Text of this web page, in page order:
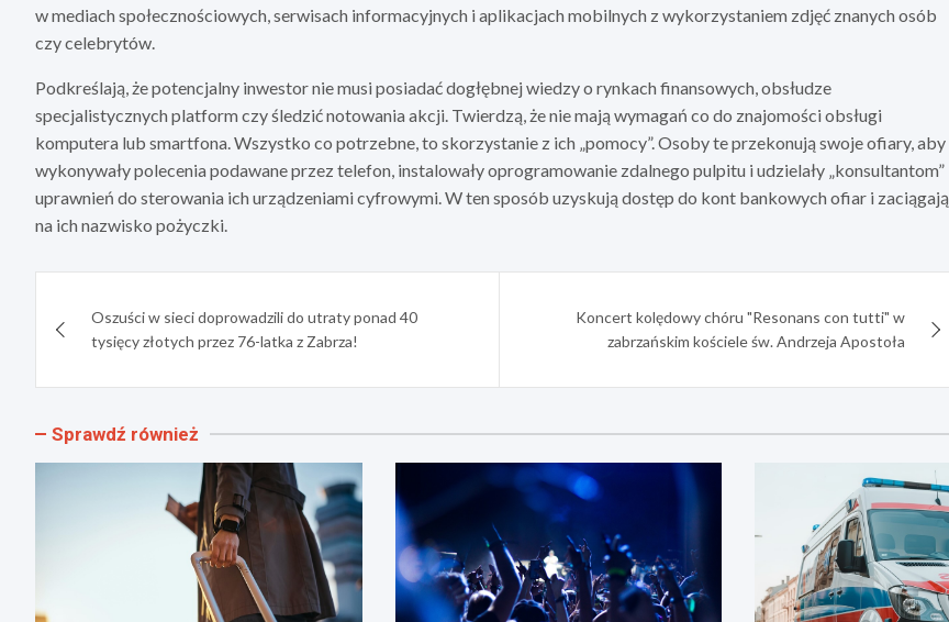
w mediach społecznościowych, serwisach informacyjnych i aplikacjach mobilnych z wykorzystaniem zdjęć znanych osób
czy celebrytów.
Podkreślają, że potencjalny inwestor nie musi posiadać dogłębnej wiedzy o rynkach finansowych, obsłudze
specjalistycznych platform czy śledzić notowania akcji. Twierdzą, że nie mają wymagań co do znajomości obsługi
komputera lub smartfona. Wszystko co potrzebne, to skorzystanie z ich „pomocy”. Osoby te przekonują swoje ofiary, aby
wykonywały polecenia podawane przez telefon, instalowały oprogramowanie zdalnego pulpitu i udzielały „konsultantom”
uprawnień do sterowania ich urządzeniami cyfrowymi. W ten sposób uzyskują dostęp do kont bankowych ofiar i zaciągają
na ich nazwisko pożyczki.
wpisuOszuści w sieci doprowadzili do utraty ponad 40
tysięcy złotych przez 76-latka z Zabrza!
Koncert kolędowy chóru "Resonans con tutti" w
zabrzańskim kościele św. Andrzeja Apostoła
Sprawdź również